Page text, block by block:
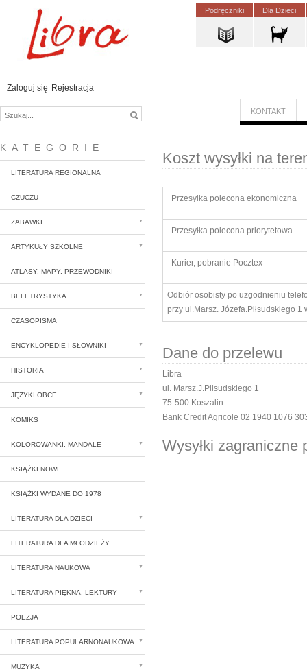
Podręczniki Dla Dzieci
Zaloguj się Rejestracja
KONTAKT
KATEGORIE
LITERATURA REGIONALNA
CZUCZU
ZABAWKI
ARTYKUŁY SZKOLNE
ATLASY, MAPY, PRZEWODNIKI
BELETRYSTYKA
CZASOPISMA
ENCYKLOPEDIE I SŁOWNIKI
HISTORIA
JĘZYKI OBCE
KOMIKS
KOLOROWANKI, MANDALE
KSIĄŻKI NOWE
KSIĄŻKI WYDANE DO 1978
LITERATURA DLA DZIECI
LITERATURA DLA MŁODZIEŻY
LITERATURA NAUKOWA
LITERATURA PIĘKNA, LEKTURY
POEZJA
LITERATURA POPULARNONAUKOWA
MUZYKA
Koszt wysyłki na
Przesyłka polecona ekonomiczna
Przesyłka polecona priorytetowa
Kurier, pobranie Pocztex
Odbiór osobisty po uzgodnieniu
przy ul.Marsz. Józefa.Piłsudskiego 1
Dane do przelewu
Libra
ul. Marsz.J.Piłsudskiego 1
75-500 Koszalin
Bank Credit Agricole 02 1940 1076
Wysyłki